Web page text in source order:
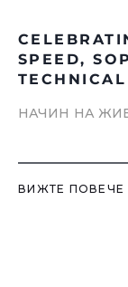
SPEED,
НАЧИН НА
ВИЖТЕ ПОВЕЧЕ